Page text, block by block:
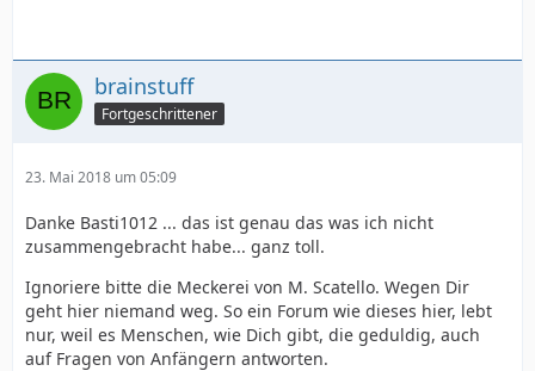
brainstuff
Fortgeschrittener
23. Mai 2018 um 05:09
Danke Basti1012 ... das ist genau das was ich nicht
zusammengebracht habe... ganz toll.
Ignoriere bitte die Meckerei von M. Scatello. Wegen Dir
geht hier niemand weg. So ein Forum wie dieses hier, lebt
nur, weil es Menschen, wie Dich gibt, die geduldig, auch
auf Fragen von Anfängern antworten.